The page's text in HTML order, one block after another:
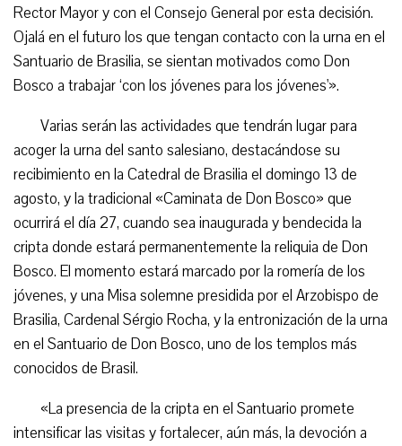
Rector Mayor y con el Consejo General por esta decisión.
Ojalá en el futuro los que tengan contacto con la urna en el
Santuario de Brasilia, se sientan motivados como Don
Bosco a trabajar ‘con los jóvenes para los jóvenes'».
Varias serán las actividades que tendrán lugar para
acoger la urna del santo salesiano, destacándose su
recibimiento en la Catedral de Brasilia el domingo 13 de
agosto, y la tradicional «Caminata de Don Bosco» que
ocurrirá el día 27, cuando sea inaugurada y bendecida la
cripta donde estará permanentemente la reliquia de Don
Bosco. El momento estará marcado por la romería de los
jóvenes, y una Misa solemne presidida por el Arzobispo de
Brasilia, Cardenal Sérgio Rocha, y la entronización de la urna
en el Santuario de Don Bosco, uno de los templos más
conocidos de Brasil.
«La presencia de la cripta en el Santuario promete
intensificar las visitas y fortalecer, aún más, la devoción a